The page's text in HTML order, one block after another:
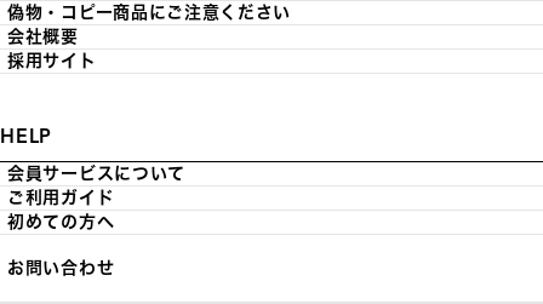
偽物・コピー商品にご注意ください
会社概要
採用サイト
HELP
会員サービスについて
ご利用ガイド
初めての方へ
お問い合わせ